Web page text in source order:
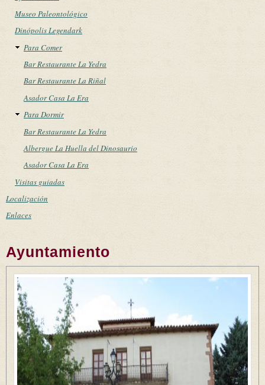
Museo Paleontológico
Dinópolis Legendark
Para Comer
Bar Restaurante La Yedra
Bar Restaurante La Riñal
Asador Casa La Era
Para Dormir
Bar Restaurante La Yedra
Albergue La Huella del Dinosaurio
Asador Casa La Era
Visitas guiadas
Localización
Enlaces
Ayuntamiento